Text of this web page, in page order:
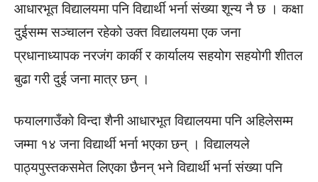
आधारभूत विद्यालयमा पनि विद्यार्थी भर्ना संख्या शून्य नै छ । कक्षा
दुईसम्म सञ्चालन रहेको उक्त विद्यालयमा एक जना
प्रधानाध्यापक नरजंग कार्की र कार्यालय सहयोग सहयोगी शीतल
बुढा गरी दुई जना मात्र छन् ।
फयालगाउँको विन्दा शैनी आधारभूत विद्यालयमा पनि अहिलेसम्म
जम्मा १४ जना विद्यार्थी भर्ना भएका छन् । विद्यालयले
पाठ्यपुस्तकसमेत लिएका छैनन् भने विद्यार्थी भर्ना संख्या पनि